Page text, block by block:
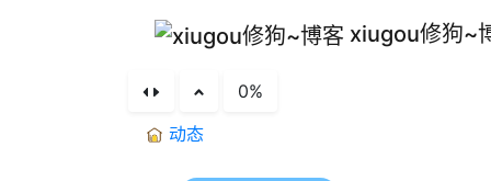
xiugou修狗~
0%
动态